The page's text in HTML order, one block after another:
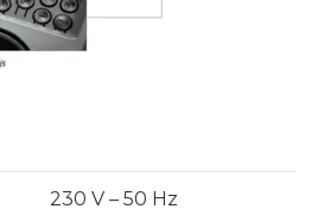
230 V – 50 Hz